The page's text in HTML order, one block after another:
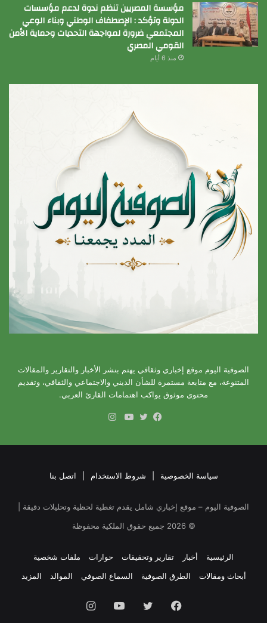
مؤسسة المصريين تنظم ندوة لدعم مؤسسات
الدولة وتؤكد : الإصطفاف الوطني وبناء الوعي
المجتمعي ضرورة لمواجهة التحديات وحماية الأمن
القومي المصري
منذ 6 أيام
الصوفية اليوم موقع إخباري وثقافي يهتم بنشر الأخبار والتقارير والمقالات
المتنوعة، مع متابعة مستمرة للشأن الديني والاجتماعي والثقافي، وتقديم
محتوى موثوق يواكب اهتمامات القارئ العربي.
سياسة الخصوصية شروط الاستخدام اتصل بنا
الصوفية اليوم – موقع إخباري شامل يقدم تغطية لحظية وتحليلات دقيقة |
©
2026 جميع حقوق الملكية محفوظة
الرئيسية أخبار تقارير وتحقيقات حوارات
ملفات شخصية
أبحاث ومقالات
الطرق الصوفية السماع الصوفي الموالد المزيد
فيسبوك تويتر يوتيوب